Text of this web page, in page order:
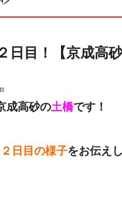
日目！【京成高砂
成高砂の土橋です！
日目の様子をお伝え